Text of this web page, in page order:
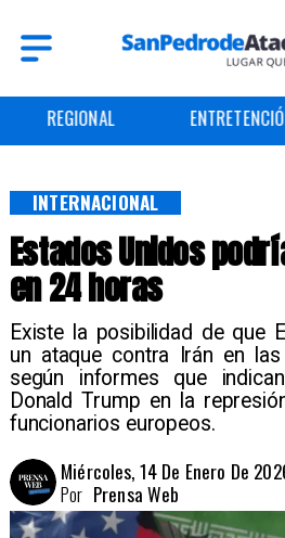
ENTRETENCIÓN DEPORTES
Estados Unidos
en 24 horas
Existe la posibilidad de que
un ataque contra Irán en
según informes que
Donald Trump en la
funcionarios europeos.
INTERNACIONAL
Miércoles, 14 De Enero De
Prensa Web
Por